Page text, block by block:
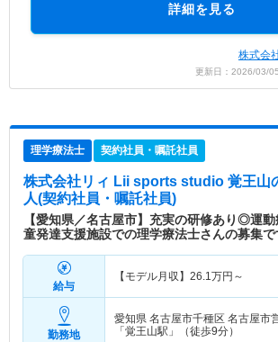
詳細を見る
株式会
更新日：2026/03/
理学療法士 契約社員・嘱託社員
株式会社リィ Lii sports studio 覚王山
人(契約社員・嘱託社員)
【愛知県／名古屋市】充実の研修あり◎運
童発達支援施設での理学療法士さんの募集で
給与
【モデル月収】 26.1万円～
勤務地
愛知県 名古屋市千種区 名古屋市
「覚王山駅」（徒歩9分）